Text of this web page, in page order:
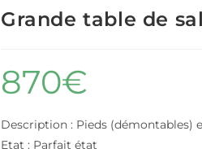
Grande table de
870€
Description : Pieds (démontables)
Etat : Parfait état